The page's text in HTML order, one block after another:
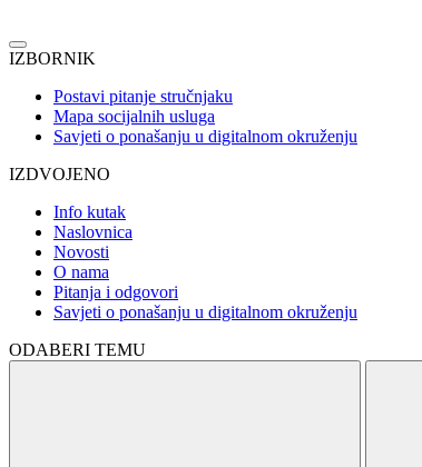
IZBORNIK
Postavi pitanje stručnjaku
Mapa socijalnih usluga
Savjeti o ponašanju u digitalnom okruženju
IZDVOJENO
Info kutak
Naslovnica
Novosti
O nama
Pitanja i odgovori
Savjeti o ponašanju u digitalnom okruženju
ODABERI TEMU